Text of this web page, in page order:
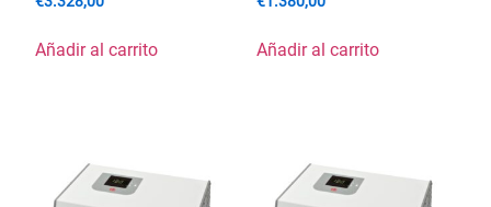
Añadir al carrito Añadir al carrito